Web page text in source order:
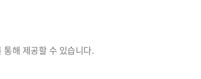
해 제공할 수 있습니다.